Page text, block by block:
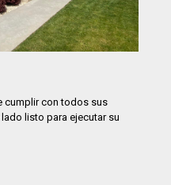
cumplir con todos sus
listo para ejecutar su